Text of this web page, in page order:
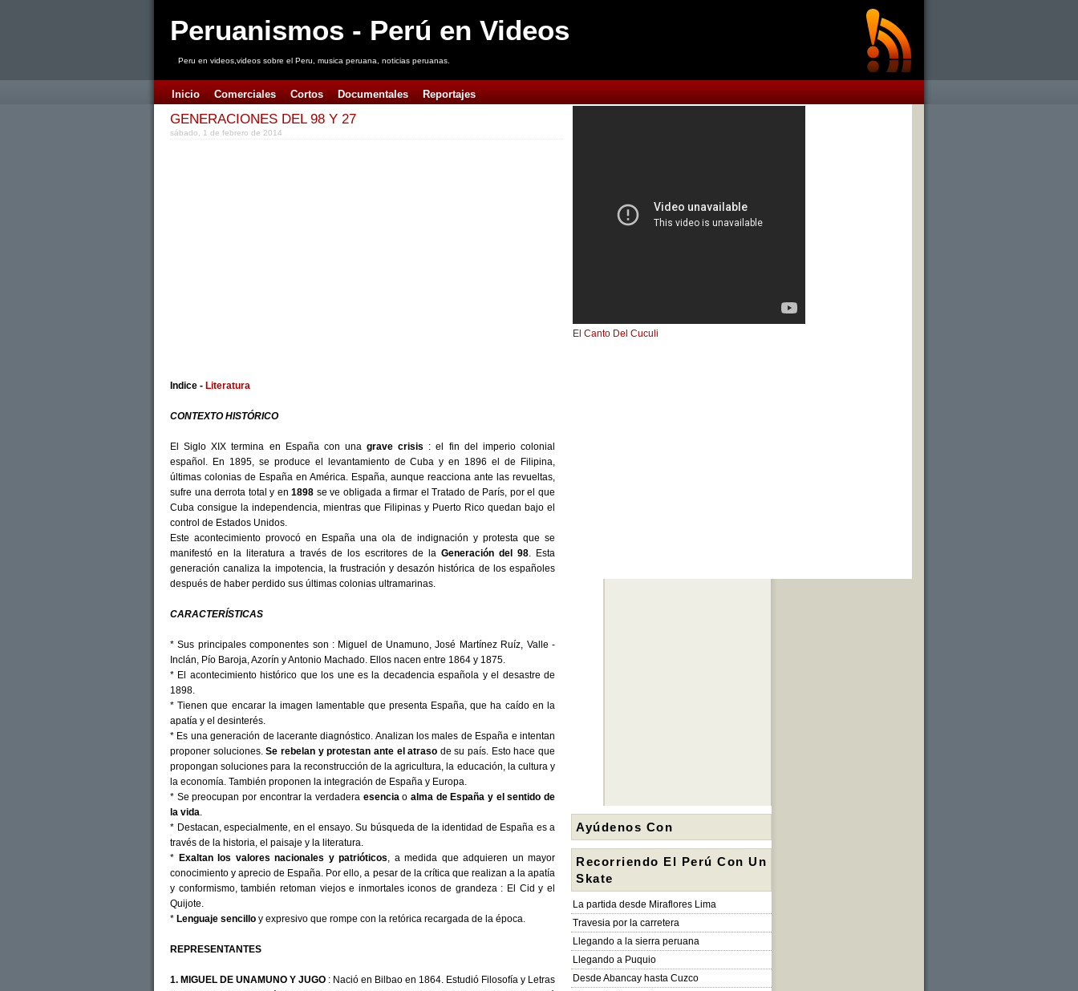
Peruanismos - Perú en Videos
Peru en videos,videos sobre el Peru, musica peruana, noticias peruanas.
Inicio Comerciales Cortos Documentales Reportajes
GENERACIONES DEL 98 Y 27
sábado, 1 de febrero de 2014
Indice - Literatura
CONTEXTO HISTÓRICO
El Siglo XIX termina en España con unagrave crisis : el fin del imperio colonial
español. En 1895, se produce el levantamiento de Cuba y en 1896 el de Filipina,
últimas colonias de España en América. España, aunque reacciona ante las revueltas,
sufre una derrota total y en1898 se ve obligada a firmar el Tratado de París, por el que
Cuba consigue la independencia, mientras que Filipinas y Puerto Rico quedan bajo el
control de Estados Unidos.
Este acontecimiento provocó en España una ola de indignación y protesta que se
manifestó en la literatura a través de los escritores de la Generación del 98. Esta
generación canaliza la impotencia, la frustración y desazón histórica de los españoles
después de haber perdido sus últimas colonias ultramarinas.
CARACTERÍSTICAS
* Sus principales componentes son : Miguel de Unamuno, José Martínez Ruíz, Valle -
Inclán, Pío Baroja, Azorín y Antonio Machado. Ellos nacen entre 1864 y 1875.
* El acontecimiento histórico que los une es la decadencia española y el desastre de
1898.
* Tienen que encarar la imagen lamentable que presenta España, que ha caído en la
apatía y el desinterés.
* Es una generación de lacerante diagnóstico. Analizan los males de España e intentan
proponer soluciones.Se rebelan y protestan ante el atraso de su país. Esto hace que
propongan soluciones para la reconstrucción de la agricultura, la educación, la cultura y
la economía. También proponen la integración de España y Europa.
* Se preocupan por encontrar la verdadera esenciaoalma de España y el sentido de
la vida.
* Destacan, especialmente, en el ensayo. Su búsqueda de la identidad de España es a
través de la historia, el paisaje y la literatura.
* Exaltan los valores nacionales y patrióticos, a medida que adquieren un mayor
conocimiento y aprecio de España. Por ello, a pesar de la crítica que realizan a la apatía
y conformismo, también retoman viejos e inmortales iconos de grandeza : El Cid y el
Quijote.
* Lenguaje sencillo y expresivo que rompe con la retórica recargada de la época.
REPRESENTANTES
1. MIGUEL DE UNAMUNO Y JUGO : Nació en Bilbao en 1864. Estudió Filosofía y Letras
El Canto Del Cuculi
Ayúdenos Con
Recorriendo El Perú Con Un
Skate
La partida desde Miraflores Lima
Travesia por la carretera
Llegando a la sierra peruana
Llegando a Puquio
Desde Abancay hasta Cuzco